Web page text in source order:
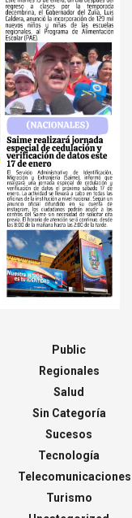
Public
Regionales
Salud
Sin Categoría
Sucesos
Tecnología
Telecomunicaciones
Turismo